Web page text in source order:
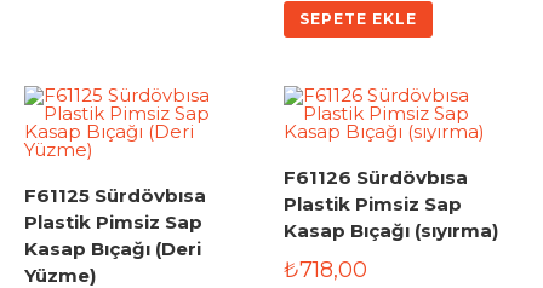
SEPETE EKLE
F61125 Sürdövbısa
Plastik Pimsiz Sap
Kasap Bıçağı (Deri
Yüzme)
F61126 Sürdövbısa
Plastik Pimsiz Sap
Kasap Bıçağı (sıyırma)
₺718,00